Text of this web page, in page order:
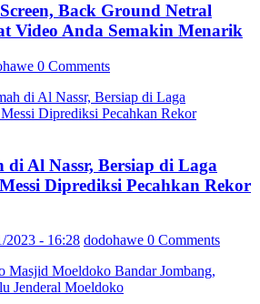
Back Ground Netral
Video Anda Semakin Menarik
0 Comments
Al Nassr, Bersiap di Laga
Diprediksi Pecahkan Rekor
2023 - 16:28 dodohawe 0 Comments